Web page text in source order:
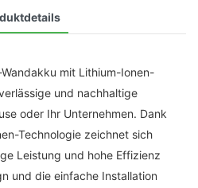
mit Lithium-Ionen-
und nachhaltige
oder Ihr Unternehmen. Dank
Technologie zeichnet sich
Leistung und hohe Effizienz
und die einfache Installation